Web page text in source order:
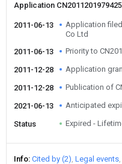
Application
2011-06-13
Application filed
Co Ltd
2011-06-13
Priority to
2011-12-28 Application
2011-12-28 Publication of
2021-06-13 Anticipated
Status Expired -
Info Cited by (2) Legal events